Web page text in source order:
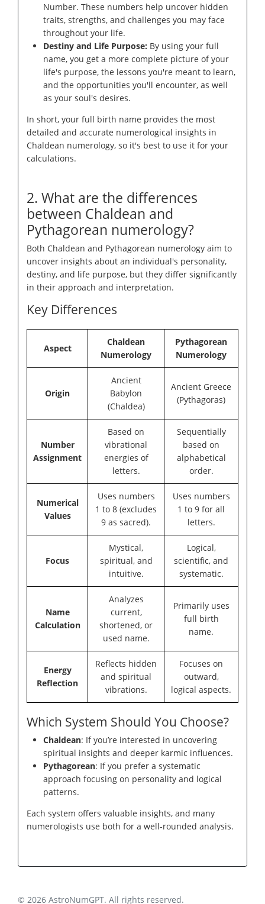
Number. These numbers help uncover hidden
traits, strengths, and challenges you may face
throughout your life.
Destiny and Life Purpose: By using your full
name, you get a more complete picture of your
life's purpose, the lessons you're meant to learn,
and the opportunities you'll encounter, as well
as your soul's desires.
In short, your full birth name provides the most
detailed and accurate numerological insights in
Chaldean numerology, so it's best to use it for your
calculations.
2. What are the differences
between Chaldean and
Pythagorean numerology?
Both Chaldean and Pythagorean numerology aim to
uncover insights about an individual's personality,
destiny, and life purpose, but they differ significantly
in their approach and interpretation.
Key Differences
Aspect
Chaldean
Numerology
Pythagorean
Numerology
Origin
Ancient
Babylon
(Chaldea)
Ancient Greece
(Pythagoras)
Number
Assignment
Based on
vibrational
energies of
letters.
Sequentially
based on
alphabetical
order.
Numerical
Values
Uses numbers
1 to 8 (excludes
9 as sacred).
Uses numbers
1 to 9 for all
letters.
Focus
Mystical,
spiritual, and
intuitive.
Logical,
scientific, and
systematic.
Name
Calculation
Analyzes
current,
shortened, or
used name.
Primarily uses
full birth
name.
Energy
Reflection
Reflects hidden
and spiritual
vibrations.
Focuses on
outward,
logical aspects.
Which System Should You Choose?
Chaldean: If you’re interested in uncovering
spiritual insights and deeper karmic influences.
Pythagorean: If you prefer a systematic
approach focusing on personality and logical
patterns.
Each system offers valuable insights, and many
numerologists use both for a well-rounded analysis.
© 2026 AstroNumGPT. All rights reserved.